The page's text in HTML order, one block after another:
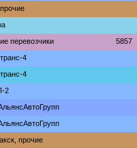
перевозчики 5857
4
4
2
прочие